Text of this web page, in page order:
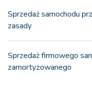
Sprzedaż samochodu
zasady
Sprzedaż firmowego
zamortyzowanego